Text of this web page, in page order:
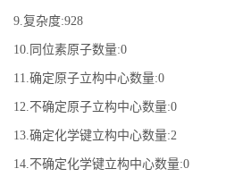
9.复杂度:928
10.同位素原子数量:0
11.确定原子立构中心数量:0
12.不确定原子立构中心数量:0
13.确定化学键立构中心数量:2
14.不确定化学键立构中心数量:0